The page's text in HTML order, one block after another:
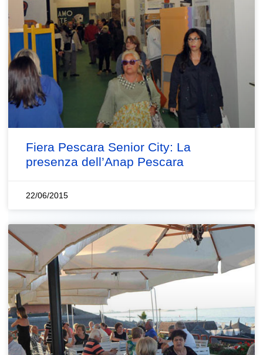
Fiera Pescara Senior City: La
presenza dell’Anap Pescara
22/06/2015